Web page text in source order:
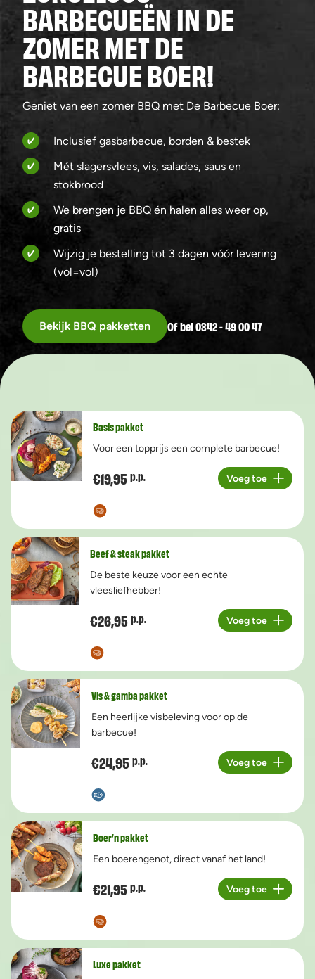
BARBECUEËN IN DE
ZOMER MET DE
BARBECUE BOER!
Geniet van een zomer BBQ met De Barbecue Boer:
Inclusief gasbarbecue, borden & bestek
Mét slagersvlees, vis, salades, saus en
stokbrood
We brengen je BBQ én halen alles weer op,
gratis
Wijzig je bestelling tot 3 dagen vóór levering
(vol=vol)
Bekijk BBQ pakketten Of bel 0342 - 49 00 47
Basis pakket
Voor een topprijs een complete barbecue!
€19,95 p.p.
Aantal
Voeg toe
Beef & steak pakket
De beste keuze voor een echte
vleesliefhebber!
€26,95 p.p.
Aantal
Voeg toe
Vis & gamba pakket
Een heerlijke visbeleving voor op de
barbecue!
€24,95 p.p.
Aantal
Voeg toe
Boer’n pakket
Een boerengenot, direct vanaf het land!
€21,95 p.p.
Aantal
Voeg toe
Luxe pakket